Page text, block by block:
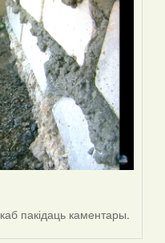
каб пакідаць каментары.